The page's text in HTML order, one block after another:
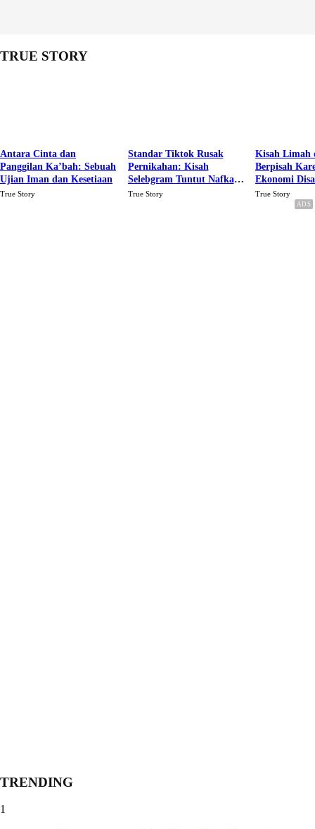
TRUE STORY
Antara Cinta dan
Panggilan Ka’bah: Sebuah
Ujian Iman dan Kesetiaan
True Story
Standar Tiktok Rusak
Pernikahan: Kisah
Selebgram Tuntut Nafkah
Rp.15 Juta Perbulan
True Story
Kisah Limah
Berpisah
Ekonomi
Karena Cinta
True Story
TRENDING
1